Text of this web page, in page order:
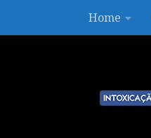
Skip to contentHome